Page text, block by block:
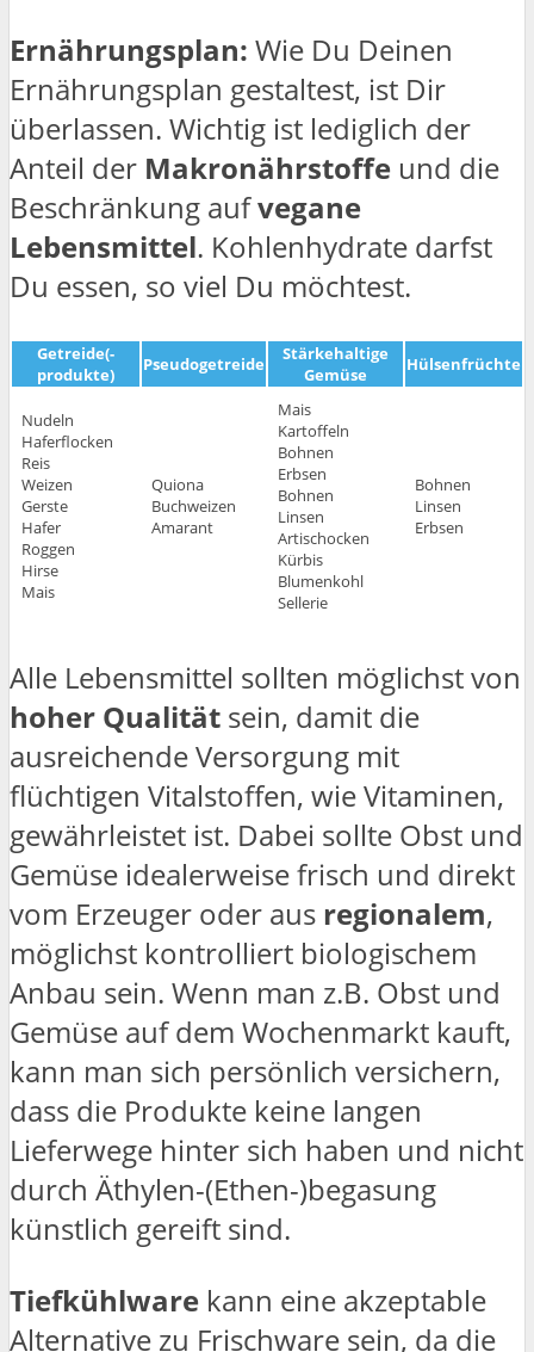
Ernährungsplan: Wie Du Deinen
Ernährungsplan gestaltest, ist Dir
überlassen. Wichtig ist lediglich der
Anteil der Makronährstoffe und die
Beschränkung aufvegane
Lebensmittel. Kohlenhydrate darfst
Du essen, so viel Du möchtest.
Getreide(-
produkte)
Pseudogetreide
Stärkehaltige
Gemüse
Hülsenfrüchte
Nudeln
Haferflocken
Reis
Weizen
Gerste
Hafer
Roggen
Hirse
Mais
Quiona
Buchweizen
Amarant
Mais
Kartoffeln
Bohnen
Erbsen
Bohnen
Linsen
Artischocken
Kürbis
Blumenkohl
Sellerie
Bohnen
Linsen
Erbsen
Alle Lebensmittel sollten möglichst von
hoher Qualität sein, damit die
ausreichende Versorgung mit
flüchtigen Vitalstoffen, wie Vitaminen,
gewährleistet ist. Dabei sollte Obst und
Gemüse idealerweise frisch und direkt
vom Erzeuger oder aus regionalem,
möglichst kontrolliert biologischem
Anbau sein. Wenn man z.B. Obst und
Gemüse auf dem Wochenmarkt kauft,
kann man sich persönlich versichern,
dass die Produkte keine langen
Lieferwege hinter sich haben und nicht
durch Äthylen-(Ethen-)begasung
künstlich gereift sind.
Tiefkühlware kann eine akzeptable
Alternative zu Frischware sein, da die